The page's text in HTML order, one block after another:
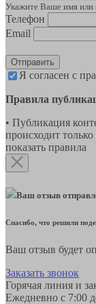
Укажите Ваше имя или
Телефон
Email
Отправить
Я согласен с
Правила
• Публикация
происходит
показать правила
Ваш отзыв
Спасибо, что решили
Ваш отзыв будет
Заказать звонок
Горячая линия и
Ежедневно с 7:00